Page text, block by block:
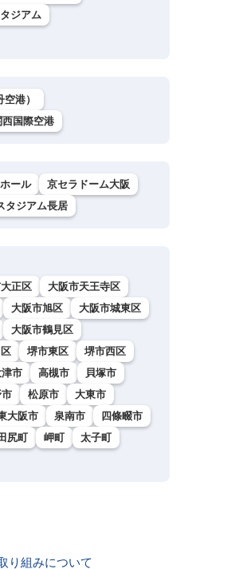
ジアム
港）
西国際空港
ール
京セラドーム大阪
タジアム長居
正区
大阪市天王寺区
大阪市旭区
大阪市城東区
大阪市鶴見区
堺市東区
堺市西区
市 高槻市
貝塚市
松原市
大東市
大阪市 泉南市
四條畷市
尻町 岬町
太子町
り組みについて